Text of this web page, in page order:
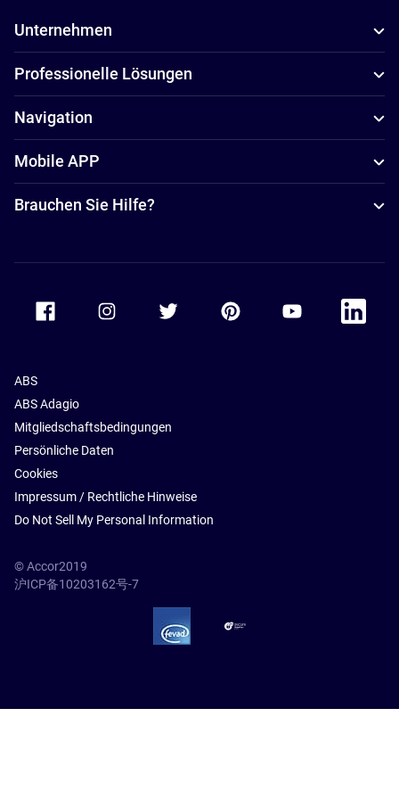
Unternehmen
Professionelle Lösungen
Navigation
Mobile APP
Brauchen Sie Hilfe?
Accor Facebook Accor TwitterAccor PinterestAccor Youtube
Accor
ABS
ABS Adagio
Mitgliedschaftsbedingungen
Persönliche Daten
Cookies
Impressum / Rechtliche Hinweise
Do Not Sell My Personal Information
© Accor2019
沪ICP备10203162号-7